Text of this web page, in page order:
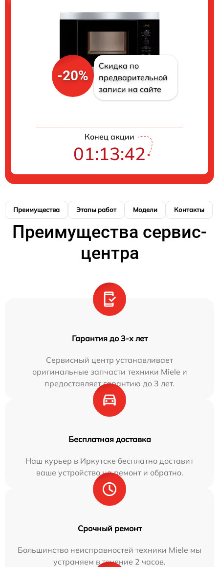
-20%
Скидка по
предварительной
записи на сайте
Конец акции
01:13:41
Преимущества Этапы работ Модели Контакты
Преимущества сервис-
центра
Гарантия до 3-х лет
Сервисный центр устанавливает
оригинальные запчасти техники Miele и
предоставляет гарантию до 3 лет.
Бесплатная доставка
Наш курьер в Иркутске бесплатно доставит
ваше устройство на ремонт и обратно.
Срочный ремонт
Большинство неисправностей техники Miele мы
устраняем в течение 2 часов.